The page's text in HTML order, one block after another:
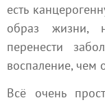
есть
образ жизни,
перенести
воспаление, чем
Всё очень